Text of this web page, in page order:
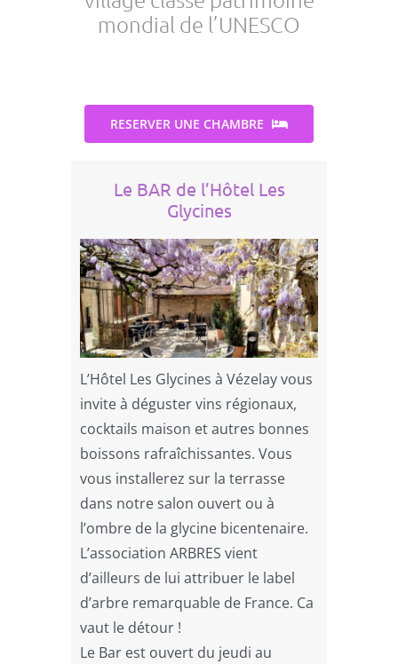
mondial de l’UNESCO
RESERVER UNE CHAMBRE
Le BAR de l’Hôtel Les
Glycines
L’Hôtel Les Glycines à Vézelay vous
invite à déguster vins régionaux,
cocktails maison et autres bonnes
boissons rafraîchissantes. Vous
vous installerez sur la terrasse
dans notre salon ouvert ou à
l’ombre de la glycine bicentenaire.
L’association ARBRES vient
d’ailleurs de lui attribuer le label
d’arbre remarquable de France. Ca
vaut le détour !
Le Bar est ouvert du jeudi au